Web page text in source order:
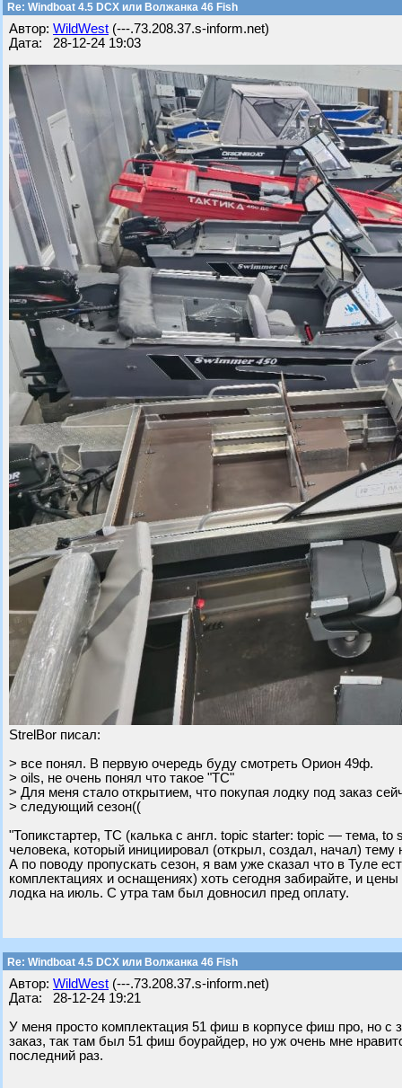
Re: Windboat 4.5 DCX или Волжанка 46 Fish
Автор: WildWest (---.73.208.37.s-inform.net)
Дата: 28-12-24 19:03
StrelBor писал:
> все понял. В первую очередь буду смотреть Орион 49ф.
> oils, не очень понял что такое "ТС"
> Для меня стало открытием, что покупая лодку под заказ
> следующий сезон((
"Топикстартер, ТС (калька с англ. topic starter: topic — тема,
человека, который инициировал (открыл, создал, начал)
А по поводу пропускать сезон, я вам уже сказал что в Туле
комплектациях и оснащениях) хоть сегодня забирайте, и
лодка на июль. С утра там был довносил пред оплату.
Re: Windboat 4.5 DCX или Волжанка 46 Fish
Автор: WildWest (---.73.208.37.s-inform.net)
Дата: 28-12-24 19:21
У меня просто комплектация 51 фиш в корпусе фиш про, но
заказ, так там был 51 фиш боурайдер, но уж очень мне
последний раз.